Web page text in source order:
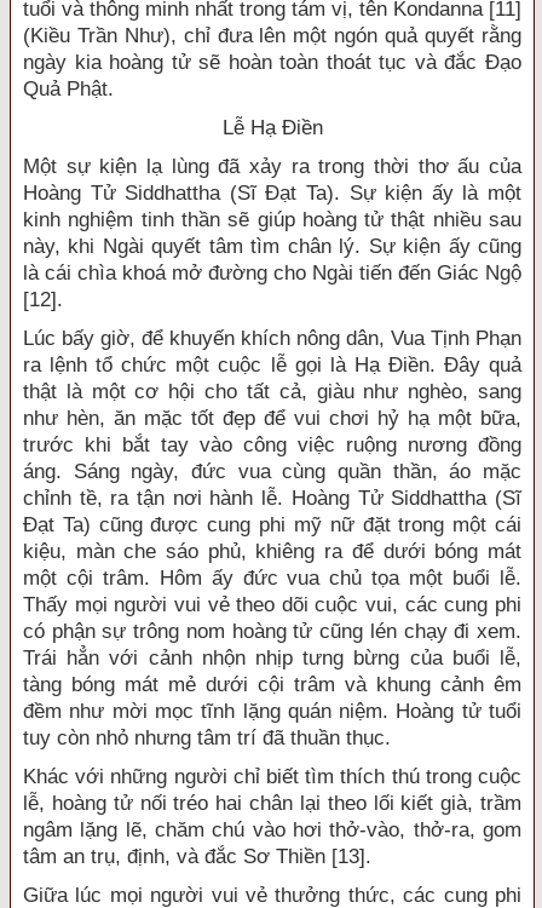
tuổi và thông minh nhất trong tám vị, tên Kondanna [11]
(Kiều Trần Như), chỉ đưa lên một ngón quả quyết rằng
ngày kia hoàng tử sẽ hoàn toàn thoát tục và đắc Đạo
Quả Phật.
Lễ Hạ Điền
Một sự kiện lạ lùng đã xảy ra trong thời thơ ấu của
Hoàng Tử Siddhattha (Sĩ Đạt Ta). Sự kiện ấy là một
kinh nghiệm tinh thần sẽ giúp hoàng tử thật nhiều sau
này, khi Ngài quyết tâm tìm chân lý. Sự kiện ấy cũng
là cái chìa khoá mở đường cho Ngài tiến đến Giác Ngộ
[12].
Lúc bấy giờ, để khuyến khích nông dân, Vua Tịnh Phạn
ra lệnh tổ chức một cuộc lễ gọi là Hạ Điền. Đây quả
thật là một cơ hội cho tất cả, giàu như nghèo, sang
như hèn, ăn mặc tốt đẹp để vui chơi hỷ hạ một bữa,
trước khi bắt tay vào công việc ruộng nương đồng
áng. Sáng ngày, đức vua cùng quần thần, áo mặc
chỉnh tề, ra tận nơi hành lễ. Hoàng Tử Siddhattha (Sĩ
Đạt Ta) cũng được cung phi mỹ nữ đặt trong một cái
kiệu, màn che sáo phủ, khiêng ra để dưới bóng mát
một cội trâm. Hôm ấy đức vua chủ tọa một buổi lễ.
Thấy mọi người vui vẻ theo dõi cuộc vui, các cung phi
có phận sự trông nom hoàng tử cũng lén chạy đi xem.
Trái hẳn với cảnh nhộn nhịp tưng bừng của buổi lễ,
tàng bóng mát mẻ dưới cội trâm và khung cảnh êm
đềm như mời mọc tĩnh lặng quán niệm. Hoàng tử tuổi
tuy còn nhỏ nhưng tâm trí đã thuần thục.
Khác với những người chỉ biết tìm thích thú trong cuộc
lễ, hoàng tử nối tréo hai chân lại theo lối kiết già, trầm
ngâm lặng lẽ, chăm chú vào hơi thở-vào, thở-ra, gom
tâm an trụ, định, và đắc Sơ Thiền [13].
Giữa lúc mọi người vui vẻ thưởng thức, các cung phi